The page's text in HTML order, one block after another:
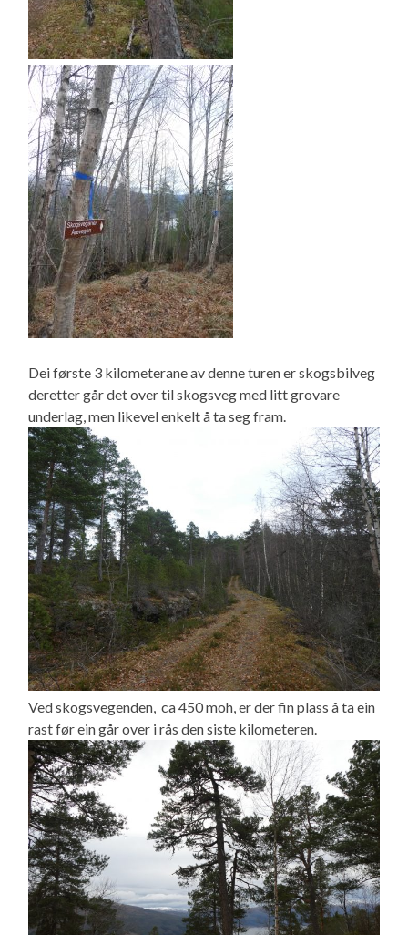
Dei første 3 kilometerane av denne turen er skogsbilveg
deretter går det over til skogsveg med litt grovare
underlag, men likevel enkelt å ta seg fram.
Ved skogsvegenden, ca 450 moh, er der fin plass å ta ein
rast før ein går over i rås den siste kilometeren.